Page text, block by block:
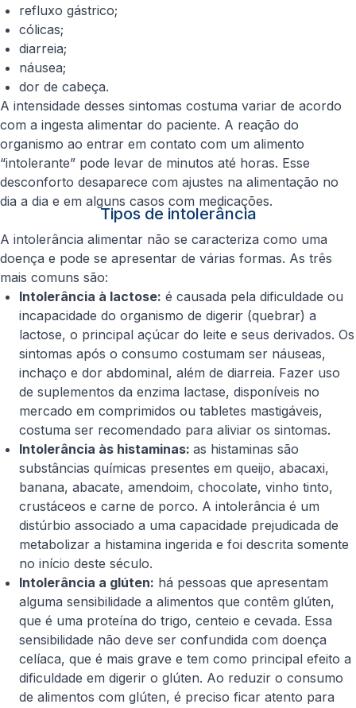
refluxo gástrico;
cólicas;
diarreia;
náusea;
dor de cabeça.
A intensidade desses sintomas costuma variar de acordo
com a ingesta alimentar do paciente. A reação do
organismo ao entrar em contato com um alimento
“intolerante” pode levar de minutos até horas. Esse
desconforto desaparece com ajustes na alimentação no
dia a dia e em alguns casos com medicações.
Tipos de intolerância
A intolerância alimentar não se caracteriza como uma
doença e pode se apresentar de várias formas. As três
mais comuns são:
Intolerância à lactose: é causada pela dificuldade ou
incapacidade do organismo de digerir (quebrar) a
lactose, o principal açúcar do leite e seus derivados. Os
sintomas após o consumo costumam ser náuseas,
inchaço e dor abdominal, além de diarreia. Fazer uso
de suplementos da enzima lactase, disponíveis no
mercado em comprimidos ou tabletes mastigáveis,
costuma ser recomendado para aliviar os sintomas.
Intolerância às histaminas: as histaminas são
substâncias químicas presentes em queijo, abacaxi,
banana, abacate, amendoim, chocolate, vinho tinto,
crustáceos e carne de porco. A intolerância é um
distúrbio associado a uma capacidade prejudicada de
metabolizar a histamina ingerida e foi descrita somente
no início deste século.
Intolerância a glúten: há pessoas que apresentam
alguma sensibilidade a alimentos que contêm glúten,
que é uma proteína do trigo, centeio e cevada. Essa
sensibilidade não deve ser confundida com doença
celíaca, que é mais grave e tem como principal efeito a
dificuldade em digerir o glúten. Ao reduzir o consumo
de alimentos com glúten, é preciso ficar atento para